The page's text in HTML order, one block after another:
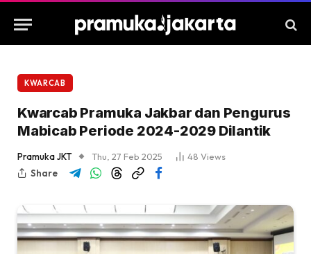
KWARCAB
Kwarcab Pramuka Jakbar dan Pengurus
Mabicab Periode 2024-2029 Dilantik
Pramuka JKT Thu, 27 Feb 2025 48 Views
Share